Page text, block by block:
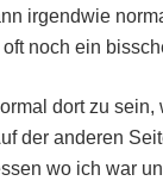
irgendwie
noch ein
dort zu
der anderen
wo ich war